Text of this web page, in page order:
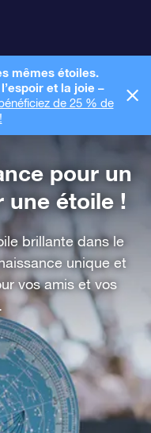
mêmes étoiles.
et la joie –
de 25 % de
pour un
une étoile !
brillante dans le
unique et
vos amis et vos